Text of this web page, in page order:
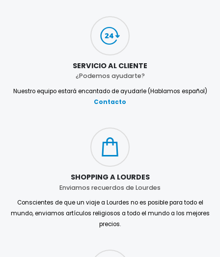
SERVICIO AL CLIENTE
¿Podemos ayudarte?
Nuestro equipo estará encantado de ayudarle (Hablamos español)
Contacto
SHOPPING A LOURDES
Enviamos recuerdos de Lourdes
Conscientes de que un viaje a Lourdes no es posible para todo el
mundo, enviamos artículos religiosos a todo el mundo a los mejores
precios.